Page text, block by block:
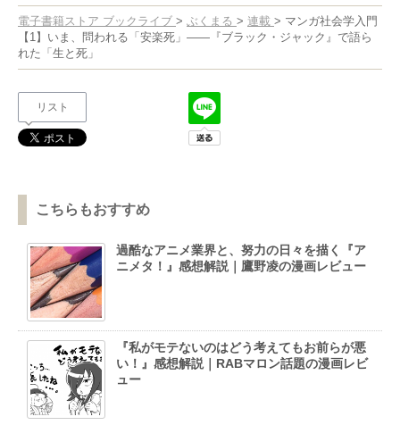
電子書籍ストア ブックライブ > ぶくまる > 連載 > マンガ社会学入門
【1】いま、問われる「安楽死」――『ブラック・ジャック』で語ら
れた「生と死」
リスト
こちらもおすすめ
過酷なアニメ業界と、努力の日々を描く『ア
ニメタ！』感想解説｜鷹野凌の漫画レビュー
『私がモテないのはどう考えてもお前らが悪
い！』感想解説｜RABマロン話題の漫画レビ
ュー